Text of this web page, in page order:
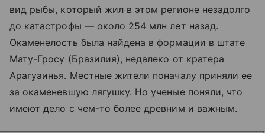
вид рыбы, который жил в этом регионе незадолго
до катастрофы — около 254 млн лет назад.
Окаменелость была найдена в формации в штате
Мату-Гросу (Бразилия), недалеко от кратера
Арагуаинья. Местные жители поначалу приняли ее
за окаменевшую лягушку. Но ученые поняли, что
имеют дело с чем-то более древним и важным.